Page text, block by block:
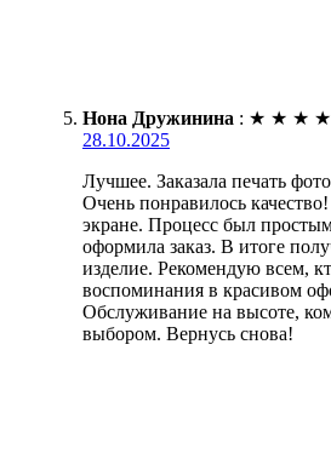
Нона Дружинина : ★ ★ ★ ★
28.10.2025
Лучшее. Заказала печать
Очень понравилось
экране. Процесс был
оформила заказ. В итоге
изделие. Рекомендую всем,
воспоминания в красивом
Обслуживание на высоте,
выбором. Вернусь снова!